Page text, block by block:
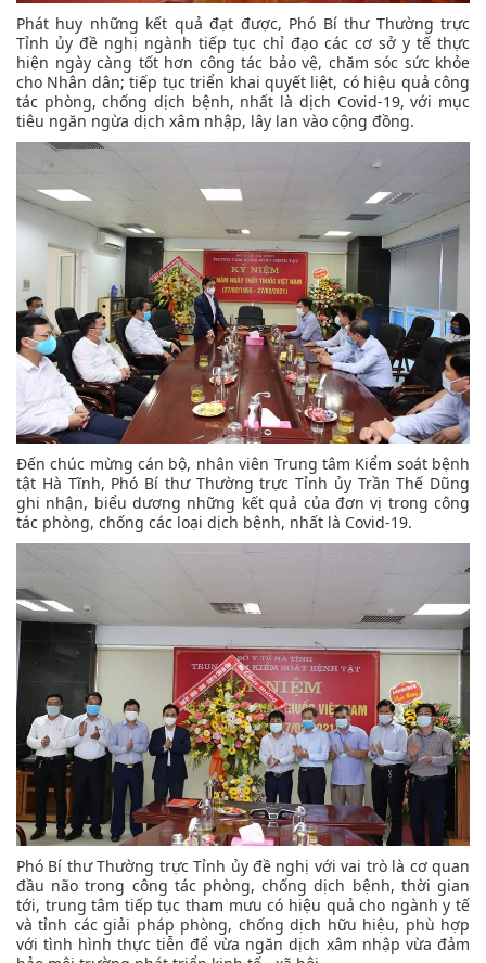
Phát huy những kết quả đạt được, Phó Bí thư Thường trực
Tỉnh ủy đề nghị ngành tiếp tục chỉ đạo các cơ sở y tế thực
hiện ngày càng tốt hơn công tác bảo vệ, chăm sóc sức khỏe
cho Nhân dân; tiếp tục triển khai quyết liệt, có hiệu quả công
tác phòng, chống dịch bệnh, nhất là dịch Covid-19, với mục
tiêu ngăn ngừa dịch xâm nhập, lây lan vào cộng đồng.
Đến chúc mừng cán bộ, nhân viên Trung tâm Kiểm soát bệnh
tật Hà Tĩnh, Phó Bí thư Thường trực Tỉnh ủy Trần Thế Dũng
ghi nhận, biểu dương những kết quả của đơn vị trong công
tác phòng, chống các loại dịch bệnh, nhất là Covid-19.
Phó Bí thư Thường trực Tỉnh ủy đề nghị với vai trò là cơ quan
đầu não trong công tác phòng, chống dịch bệnh, thời gian
tới, trung tâm tiếp tục tham mưu có hiệu quả cho ngành y tế
và tỉnh các giải pháp phòng, chống dịch hữu hiệu, phù hợp
với tình hình thực tiễn để vừa ngăn dịch xâm nhập vừa đảm